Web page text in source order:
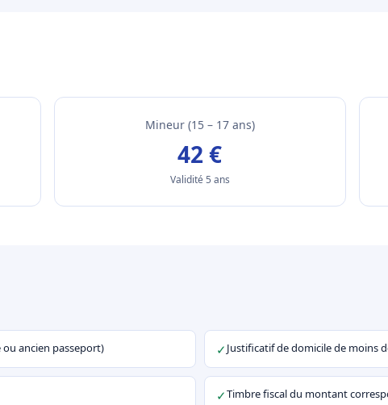
Mineur (15 – 17 ans)
42 €
Validité 5 ans
ancien passeport) ✓Justificatif de domicile de moins
✓Timbre fiscal du montant